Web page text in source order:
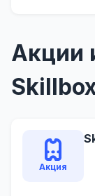
Акции
Акция